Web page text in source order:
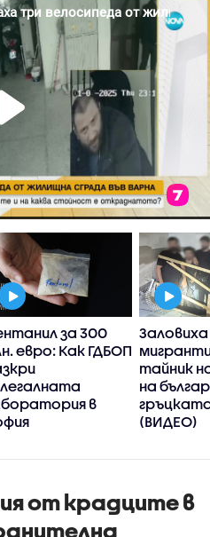
за 300
евро: Как ГДБОП
в
Заловиха
тайник
на
(ВИДЕО)
от крадците в